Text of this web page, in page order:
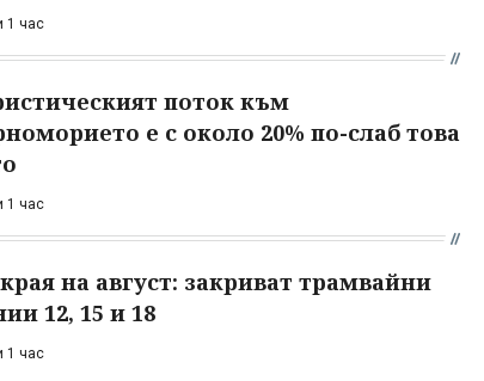
1 час
поток към
е с около 20% по-слаб това
1 час
на август: закриват трамвайни
12, 15 и 18
1 час